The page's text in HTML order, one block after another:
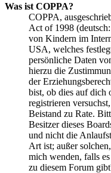
Was ist COPPA?
COPPA,
Act of 1998
von Kindern im
USA, welches
persönliche Daten
hierzu die
der
bist, ob dies auf dich
registrieren
Beistand zu Rate.
Besitzer dieses
und nicht die
Art ist; außer
mich wenden, falls
zu diesem Forum